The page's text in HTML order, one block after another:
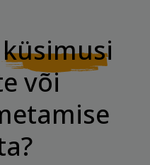
küsimusi
või